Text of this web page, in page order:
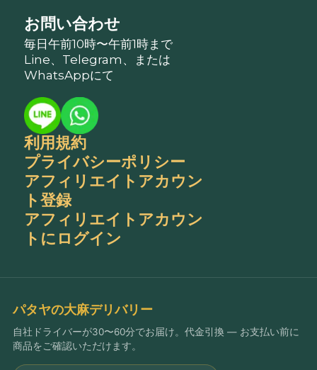
お問い合わせ
毎日午前10時〜午前1時まで
Line、Telegram、または
WhatsAppにて
利用規約
プライバシーポリシー
アフィリエイトアカウン
ト登録
アフィリエイトアカウン
トにログイン
パタヤの大麻デリバリー
自社ドライバーが30〜60分でお届け。代金引換 — お支払い前に
商品をご確認いただけます。